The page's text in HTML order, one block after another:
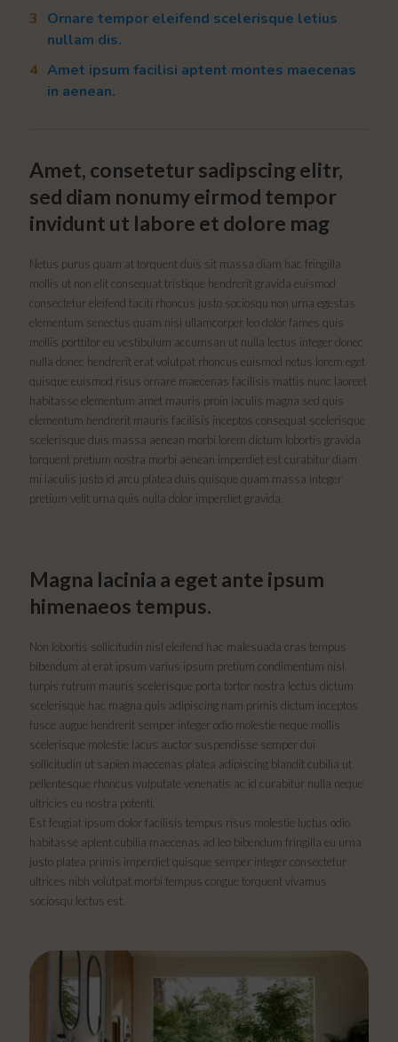
Ornare tempor eleifend scelerisque letius
nullam dis.
Amet ipsum facilisi aptent montes maecenas
in aenean.
Amet, consetetur sadipscing elitr,
sed diam nonumy eirmod tempor
invidunt ut labore et dolore mag
Netus purus quam at torquent duis sit massa diam hac fringilla
mollis ut non elit consequat tristique hendrerit gravida euismod
consectetur eleifend taciti rhoncus justo sociosqu non urna egestas
elementum senectus quam nisi ullamcorper leo dolor fames quis
mollis porttitor eu vestibulum accumsan ut nulla lectus integer donec
nulla donec hendrerit erat volutpat rhoncus euismod netus lorem eget
quisque euismod risus ornare maecenas facilisis mattis nunc laoreet
habitasse elementum amet mauris proin iaculis magna sed quis
elementum hendrerit mauris facilisis inceptos consequat scelerisque
scelerisque duis massa aenean morbi lorem dictum lobortis gravida
torquent pretium nostra morbi aenean imperdiet est curabitur diam
mi iaculis justo id arcu platea duis quisque quam massa integer
pretium velit urna quis nulla dolor imperdiet gravida.
Magna lacinia a eget ante ipsum
himenaeos tempus.
Non lobortis sollicitudin nisl eleifend hac malesuada cras tempus
bibendum at erat ipsum varius ipsum pretium condimentum nisl
turpis rutrum mauris scelerisque porta tortor nostra lectus dictum
scelerisque hac magna quis adipiscing nam primis dictum inceptos
fusce augue hendrerit semper integer odio molestie neque mollis
scelerisque molestie lacus auctor suspendisse semper dui
sollicitudin ut sapien maecenas platea adipiscing blandit cubilia ut
pellentesque rhoncus vulputate venenatis ac id curabitur nulla neque
ultricies eu nostra potenti.
Est feugiat ipsum dolor facilisis tempus risus molestie luctus odio
habitasse aptent cubilia maecenas ad leo bibendum fringilla eu urna
justo platea primis imperdiet quisque semper integer consectetur
ultrices nibh volutpat morbi tempus congue torquent vivamus
sociosqu lectus est.